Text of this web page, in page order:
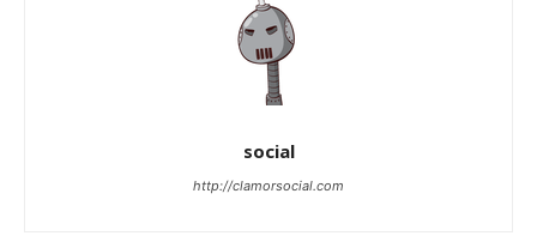
social
http://clamorsocial.com